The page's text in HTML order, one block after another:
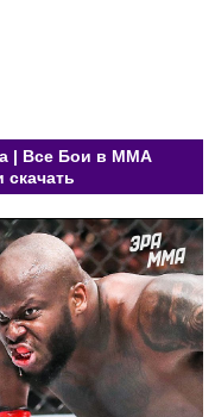
| Все Бои в ММА
скачать